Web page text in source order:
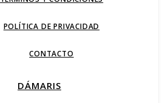
POLÍTICA DE PRIVACIDAD
CONTACTO
DÁMARIS